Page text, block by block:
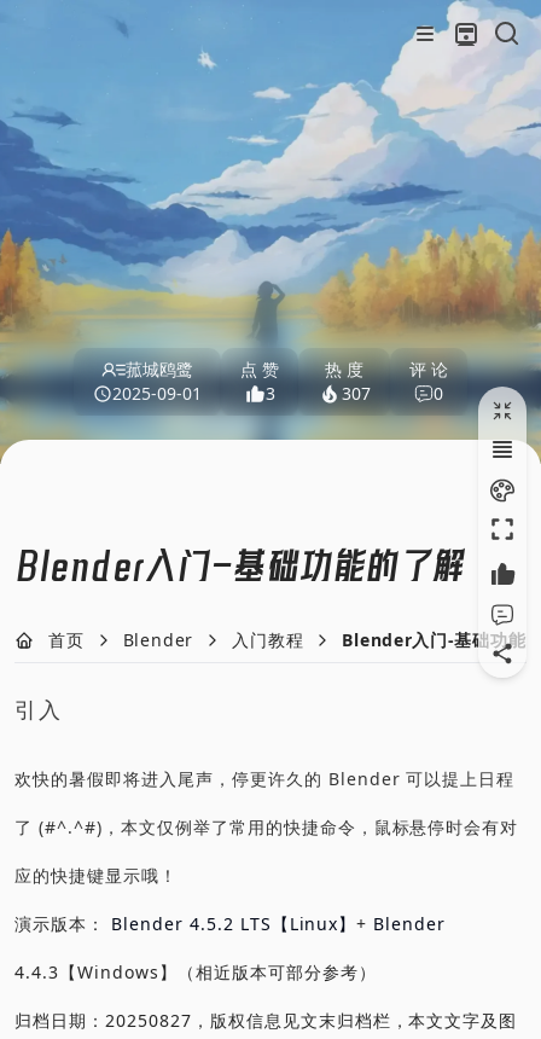
菰城鸥鹭
2025-09-01
点 赞
3
热 度
307
评 论
0
Blender入门-基础功能的了解
首页 Blender 入门教程 Blender入门-基础功能
引入
欢快的暑假即将进入尾声，停更许久的 Blender 可以提上日程
了 (#^.^#)，本文仅例举了常用的快捷命令，鼠标悬停时会有对
应的快捷键显示哦！
演示版本： Blender 4.5.2 LTS【Linux】+ Blender
4.4.3【Windows】（相近版本可部分参考）
归档日期：20250827，版权信息见文末归档栏，本文文字及图